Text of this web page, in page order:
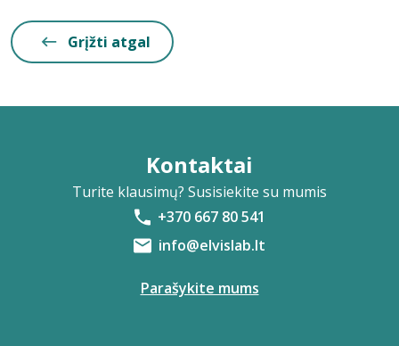
Grįžti atgal
Kontaktai
Turite klausimų? Susisiekite su mumis
+370 667 80 541
info@elvislab.lt
Parašykite mums